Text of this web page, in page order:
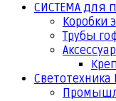
СИСТЕМА для
Коробки
Трубы
Светотехника